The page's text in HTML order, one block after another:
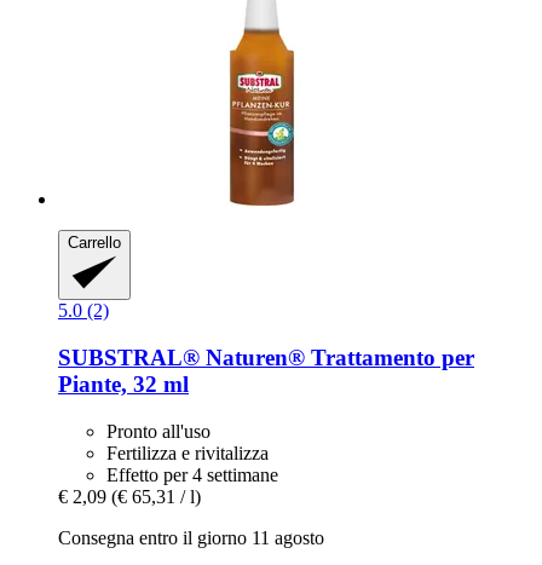
Carrello
5.0 (2)
SUBSTRAL® Naturen® Trattamento per
Piante, 32 ml
Pronto all'uso
Fertilizza e rivitalizza
Effetto per 4 settimane
€ 2,09 (€ 65,31 / l)
Consegna entro il giorno 11 agosto